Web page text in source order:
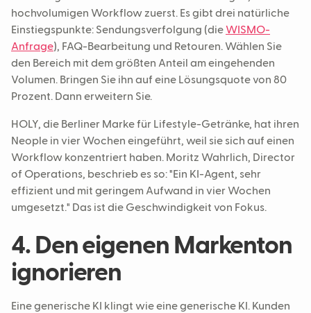
hochvolumigen Workflow zuerst. Es gibt drei natürliche
Einstiegspunkte: Sendungsverfolgung (die WISMO-
Anfrage), FAQ-Bearbeitung und Retouren. Wählen Sie
den Bereich mit dem größten Anteil am eingehenden
Volumen. Bringen Sie ihn auf eine Lösungsquote von 80
Prozent. Dann erweitern Sie.
HOLY, die Berliner Marke für Lifestyle-Getränke, hat ihren
Neople in vier Wochen eingeführt, weil sie sich auf einen
Workflow konzentriert haben. Moritz Wahrlich, Director
of Operations, beschrieb es so: "Ein KI-Agent, sehr
effizient und mit geringem Aufwand in vier Wochen
umgesetzt." Das ist die Geschwindigkeit von Fokus.
4. Den eigenen Markenton
ignorieren
Eine generische KI klingt wie eine generische KI. Kunden